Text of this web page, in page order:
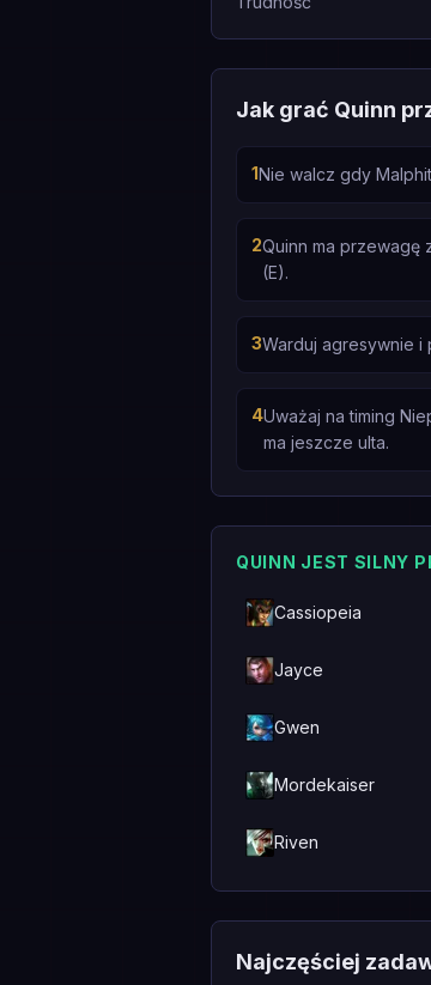
Jak grać Quinn
1Nie walcz gdy
2Quinn ma przewagę
(E).
3Warduj agresywnie i
4Uważaj na timing
ma jeszcze ulta.
QUINN JEST SILNY
Cassiopeia
Jayce
Gwen
Mordekaiser
Riven
Najczęściej